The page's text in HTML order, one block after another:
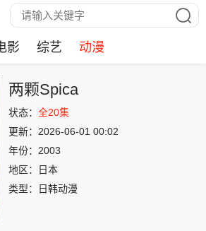
影 综艺 动漫
两颗Spica
状态： 全20集
更新： 2026-06-01 00:02
年份： 2003
地区：
日本
类型：
日韩动漫